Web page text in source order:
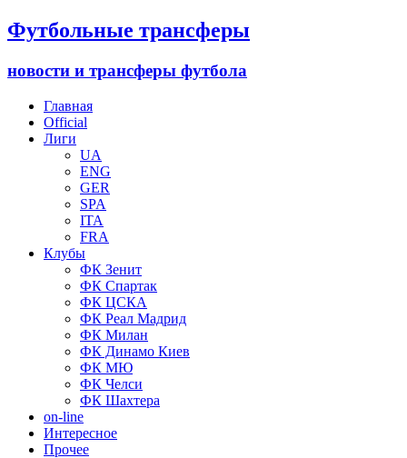
Футбольные трансферы
новости и трансферы футбола
Главная
Official
Лиги
UA
ENG
GER
SPA
ITA
FRA
Клубы
ФК Зенит
ФК Спартак
ФК ЦСКА
ФК Реал Мадрид
ФК Милан
ФК Динамо Киев
ФК МЮ
ФК Челси
ФК Шахтера
on-line
Интересное
Прочее